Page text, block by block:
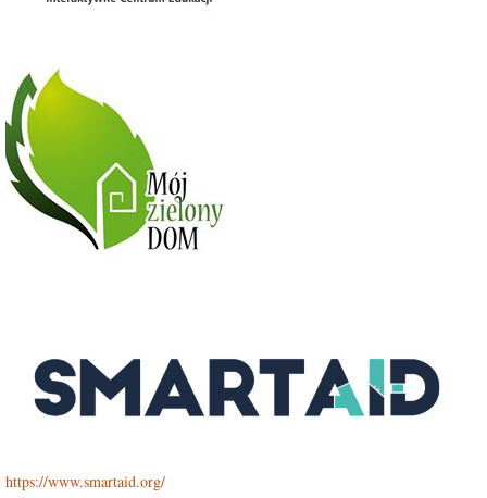
https://www.smartaid.org/